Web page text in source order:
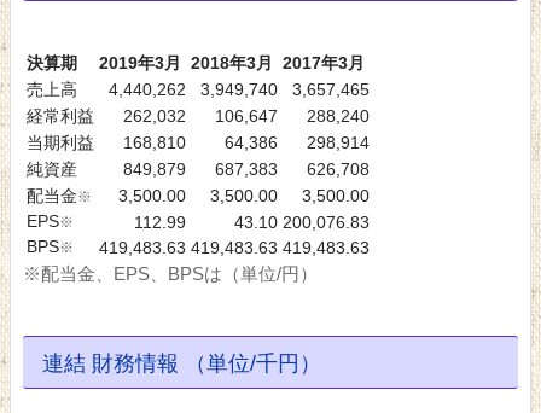
決算期 2019年3月 2018年3月
2017年3月
売上高
4,440,262 3,949,740
3,657,465
経常利益
262,032 106,647
288,240
当期利益
168,810 64,386
298,914
純資産
849,879 687,383
626,708
配当金※ 3,500.00 3,500.00
3,500.00
EPS※ 112.99 43.10 200,076.83
BPS※ 419,483.63 419,483.63 419,483.63
※配当金、EPS、BPSは（単位/円）
連結 財務情報 （単位/千円）